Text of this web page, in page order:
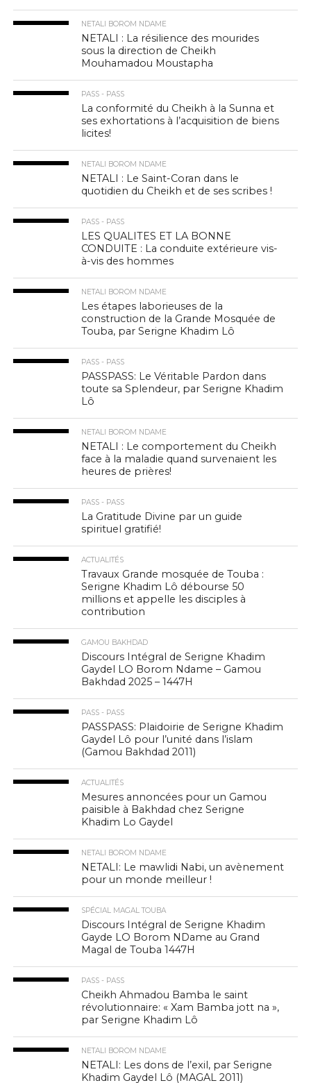
NETALI BOROM NDAME
NETALI : La résilience des mourides
sous la direction de Cheikh
Mouhamadou Moustapha
PASS - PASS
La conformité du Cheikh à la Sunna et
ses exhortations à l’acquisition de biens
licites!
NETALI BOROM NDAME
NETALI : Le Saint-Coran dans le
quotidien du Cheikh et de ses scribes !
PASS - PASS
LES QUALITES ET LA BONNE
CONDUITE : La conduite extérieure vis-
à-vis des hommes
NETALI BOROM NDAME
Les étapes laborieuses de la
construction de la Grande Mosquée de
Touba, par Serigne Khadim Lô
PASS - PASS
PASSPASS: Le Véritable Pardon dans
toute sa Splendeur, par Serigne Khadim
Lô
NETALI BOROM NDAME
NETALI : Le comportement du Cheikh
face à la maladie quand survenaient les
heures de prières!
PASS - PASS
La Gratitude Divine par un guide
spirituel gratifié!
ACTUALITÉS
Travaux Grande mosquée de Touba :
Serigne Khadim Lô débourse 50
millions et appelle les disciples à
contribution
GAMOU BAKHDAD
Discours Intégral de Serigne Khadim
Gaydel LO Borom Ndame – Gamou
Bakhdad 2025 – 1447H
PASS - PASS
PASSPASS: Plaidoirie de Serigne Khadim
Gaydel Lô pour l’unité dans l’islam
(Gamou Bakhdad 2011)
ACTUALITÉS
Mesures annoncées pour un Gamou
paisible à Bakhdad chez Serigne
Khadim Lo Gaydel
NETALI BOROM NDAME
NETALI: Le mawlidi Nabi, un avènement
pour un monde meilleur !
SPÉCIAL MAGAL TOUBA
Discours Intégral de Serigne Khadim
Gayde LO Borom NDame au Grand
Magal de Touba 1447H
PASS - PASS
Cheikh Ahmadou Bamba le saint
révolutionnaire: « Xam Bamba jott na »,
par Serigne Khadim Lô
NETALI BOROM NDAME
NETALI: Les dons de l’exil, par Serigne
Khadim Gaydel Lô (MAGAL 2011)